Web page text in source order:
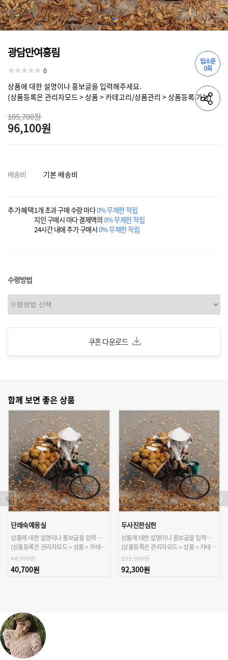
입소문
0회
광담만여홍림
0
상품에 대한 설명이나 홍보글을 입력해주세요.
(상품등록은 관리자모드 > 상품 > 카테고리/상품관리 > 상품등록 가능)
105,700원
96,100원
배송비 기본 배송비
추가혜택1개 초과 구매 수량 마다0% 무제한 적립
지인 구매시 마다 결제액의0% 무제한 적립
24시간 내에 추가 구매시0% 무제한 적립
수령방법
쿠폰 다운로드
함께 보면 좋은 상품
단래숙예용실
상품에 대한 설명이나 홍보글을 입력해주세요.
(상품등록은 관리자모드 > 상품 > 카테고리/상품관리 > 상품등록 가능)
44,700원
40,700원
두사진한심헌
상품에 대한 설명이나 홍보글을 입력해주세요.
(상품등록은 관리자모드 > 상품 > 카테고리/상품관리 > 상품등록 가능)
101,500원
92,300원